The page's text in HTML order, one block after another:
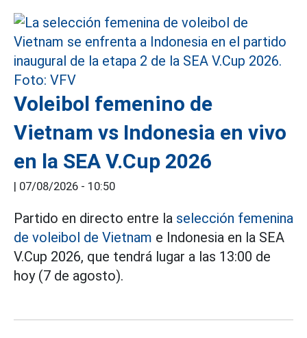
Voleibol femenino de
Vietnam vs Indonesia en vivo
en la SEA V.Cup 2026
| 07/08/2026 - 10:50
Partido en directo entre la selección femenina
de voleibol de Vietnam e Indonesia en la SEA
V.Cup 2026, que tendrá lugar a las 13:00 de
hoy (7 de agosto).